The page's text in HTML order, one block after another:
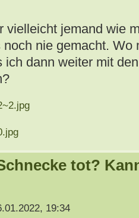
vielleicht jemand wie
noch nie gemacht. Wo
ich dann weiter mit
tot?
19:34